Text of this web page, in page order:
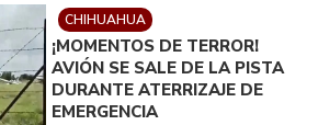
CHIHUAHUA
¡MOMENTOS DE TERROR!
AVIÓN SE SALE DE LA PISTA
DURANTE ATERRIZAJE DE
EMERGENCIA